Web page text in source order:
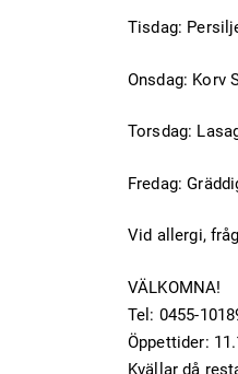
Tisdag:
Onsdag: Korv
Torsdag:
Fredag:
Vid allergi,
VÄLKOMNA!
Tel: 0455-
Öppettider:
Kvällar då